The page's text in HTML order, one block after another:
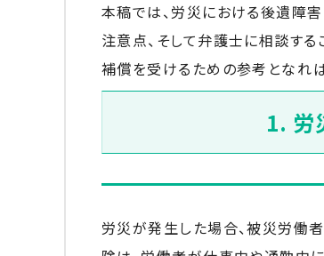
本稿では、労災における後遺障
注意点、そして弁護士に相談する
補償を受けるための参考となれば
1. 労
労災が発生した場合、被災労働